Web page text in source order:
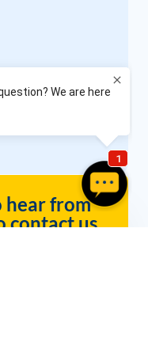
Una
Éxito
para el Éxito
hear from
contact us